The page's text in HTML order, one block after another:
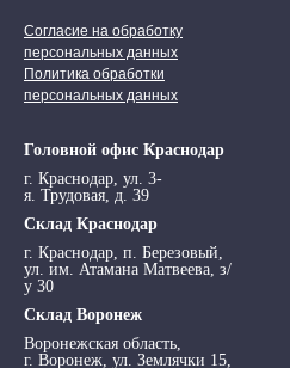
Согласие на обработку
персональных данных
Политика обработки
персональных данных
Головной офис Краснодар
г. Краснодар, ул. 3-
я. Трудовая, д. 39
Склад Краснодар
г. Краснодар, п. Березовый,
ул. им. Атамана Матвеева, з/
у 30
Склад Воронеж
Воронежская область,
г. Воронеж, ул. Землячки 15,